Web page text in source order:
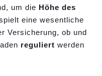
um die Höhe des
eine wesentliche
Versicherung, ob und
reguliert werden